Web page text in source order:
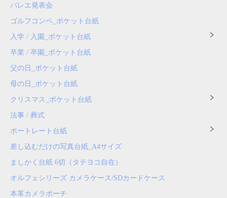
バレエ発表会
ゴルフコンペ_ポケット台紙
入学 / 入園_ポケット台紙
卒業 / 卒園_ポケット台紙
父の日_ポケット台紙
母の日_ポケット台紙
クリスマス_ポケット台紙
法事 / 葬式
ポートレート台紙
差し込むだけの写真台紙_A4サイズ
ましかく台紙 6切（タテヨコ自在）
オルフェシリーズ カメラケース/SDカードケース
本革カメラポーチ